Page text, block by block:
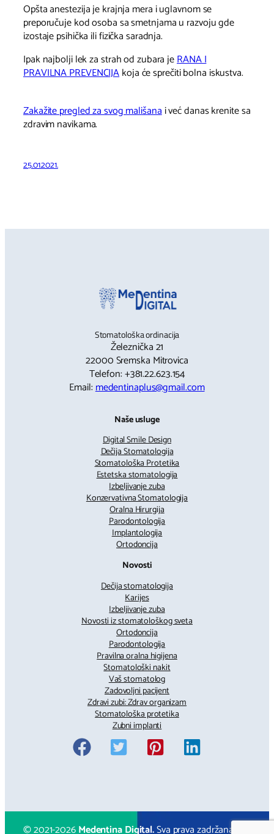
Opšta anestezija je krajnja mera i uglavnom se
preporučuje kod osoba sa smetnjama u razvoju gde
izostaje psihička ili fizička saradnja.
Ipak najbolji lek za strah od zubara jeRANA I
PRAVILNA PREVENCIJAkoja će sprečiti bolna iskustva.
Zakažite pregled za svog mališanai već danas krenite sa
zdravim navikama.
25.01.2021.
Stomatološka ordinacija
Železnička 21
22000 Sremska Mitrovica
Telefon: +381.22.623.154
Email:medentinaplus@gmail.com
Naše usluge
Digital Smile Design
Dečija Stomatologija
Stomatološka Protetika
Estetska stomatologija
Izbeljivanje zuba
Konzervativna Stomatologija
Oralna Hirurgija
Parodontologija
Implantologija
Ortodoncija
Novosti
Dečija stomatologija
Karijes
Izbeljivanje zuba
Novosti iz stomatološkog sveta
Ortodoncija
Parodontologija
Pravilna oralna higijena
Stomatološki nakit
Vaš stomatolog
Zadovoljni pacijent
Zdravi zubi: Zdrav organizam
Stomatološka protetika
Zubni implanti
© 2021-2026Medentina Digital.Sva prava zadržana.